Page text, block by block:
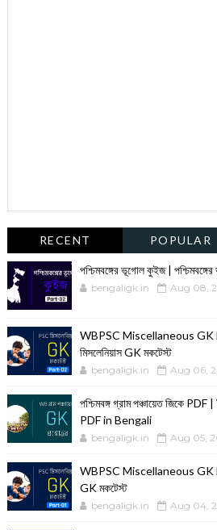
RECENT POPULAR
পশ্চিমবঙ্গের ভূগোল কুইজ |
bengaligk.in Aug 08,
WBPSC Miscellaneous
মিসলেনিয়াস GK মকটেস্ট
bengaligk.in Aug 06,
পশ্চিমবঙ্গ গ্রাম পঞ্চায়েত জিকে
PDF in Bengali
bengaligk.in Aug 05,
WBPSC Miscellaneous GK
GK মকটেস্ট
bengaligk.in Aug 04,